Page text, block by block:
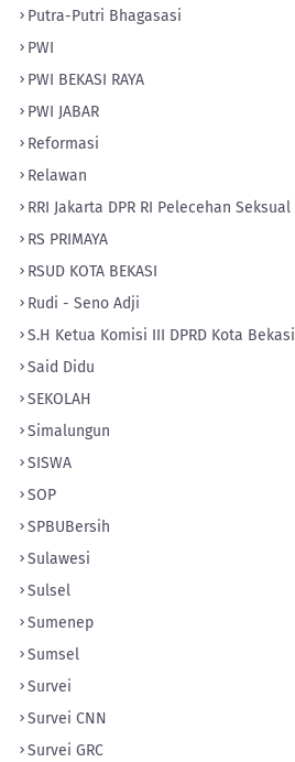
Putra-Putri Bhagasasi
PWI
PWI BEKASI RAYA
PWI JABAR
Reformasi
Relawan
RRI Jakarta DPR RI Pelecehan Seksual
RS PRIMAYA
RSUD KOTA BEKASI
Rudi - Seno Adji
S.H Ketua Komisi III DPRD Kota Bekasi
Said Didu
SEKOLAH
Simalungun
SISWA
SOP
‎SPBUBersih
Sulawesi
Sulsel
Sumenep
Sumsel
Survei
Survei CNN
Survei GRC